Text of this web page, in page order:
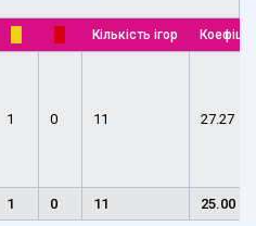
Кількість ігор
1 0 11 27.27
1 0 11 25.00